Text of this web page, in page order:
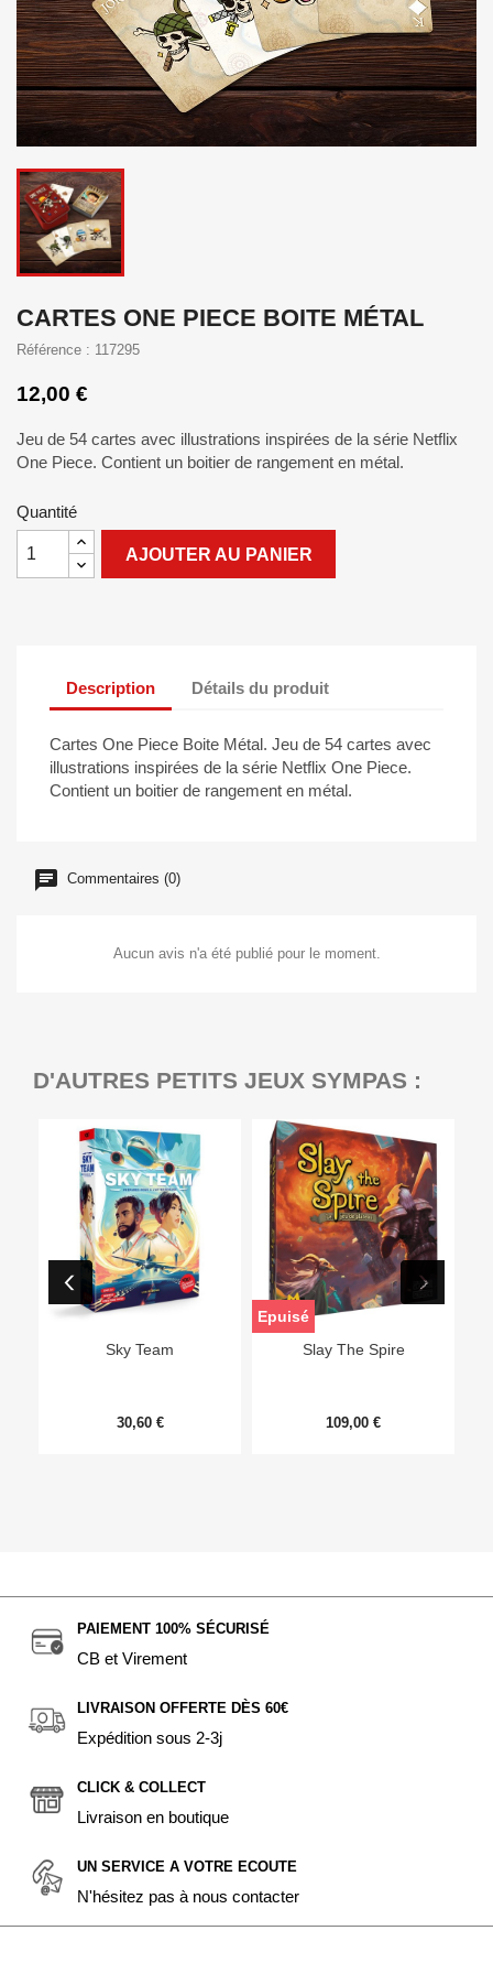
CARTES ONE PIECE BOITE MÉTAL
Référence : 117295
12,00 €
Jeu de 54 cartes avec illustrations inspirées de la série Netflix
One Piece. Contient un boitier de rangement en métal.
Quantité
AJOUTER AU PANIER
Description Détails du produit
Cartes One Piece Boite Métal. Jeu de 54 cartes avec
illustrations inspirées de la série Netflix One Piece.
Contient un boitier de rangement en métal.
Commentaires (0)
Aucun avis n'a été publié pour le moment.
D'AUTRES PETITS JEUX SYMPAS :
Sky Team
30,60 €
Slay The Spire
109,00 €
Epuisé
PAIEMENT 100% SÉCURISÉ
CB et Virement
LIVRAISON OFFERTE DÈS 60€
Expédition sous 2-3j
CLICK & COLLECT
Livraison en boutique
UN SERVICE A VOTRE ECOUTE
N'hésitez pas à nous contacter